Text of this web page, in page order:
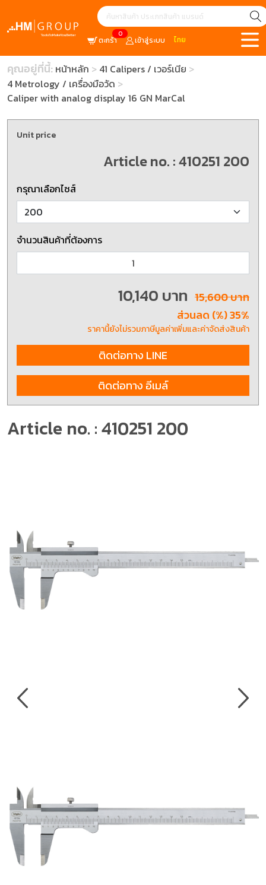
0
ตะกร้า เข้าสู่ระบบ ไทย
คุณอยู่ที่นี้: หน้าหลัก
41 Calipers / เวอร์เนีย
4 Metrology / เครื่องมือวัด
Caliper with analog display 16 GN MarCal
Article no. : 410251 200
Unit price
Article no. : 410251 200
กรุณาเลือกไซส์
จำนวนสินค้าที่ต้องการ
10,140 บาท 15,600 บาท
ส่วนลด (%) 35%
ราคานี้ยังไม่รวมภาษีมูลค่าเพิ่มและค่าจัดส่งสินค้า
ติดต่อทาง LINE
ติดต่อทาง อีเมล์